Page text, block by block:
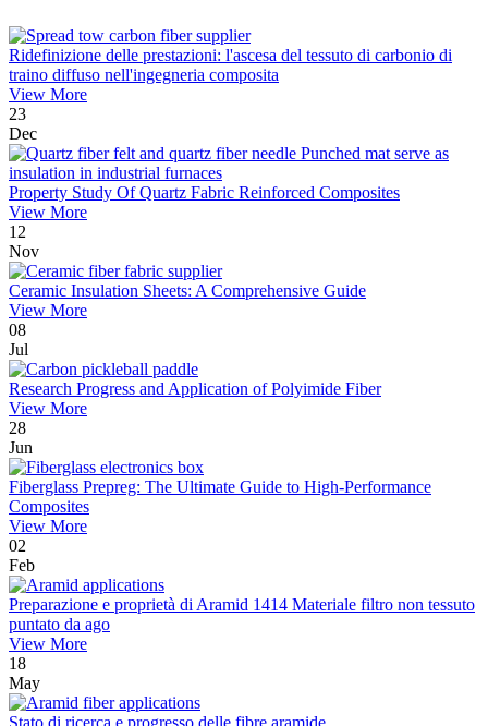
Ridefinizione delle prestazioni: l'ascesa del tessuto di carbonio di
traino diffuso nell'ingegneria composita
View More
23
Dec
Property Study Of Quartz Fabric Reinforced Composites
View More
12
Nov
Ceramic Insulation Sheets: A Comprehensive Guide
View More
08
Jul
Research Progress and Application of Polyimide Fiber
View More
28
Jun
Fiberglass Prepreg: The Ultimate Guide to High-Performance
Composites
View More
02
Feb
Preparazione e proprietà di Aramid 1414 Materiale filtro non tessuto
puntato da ago
View More
18
May
Stato di ricerca e progresso delle fibre aramide